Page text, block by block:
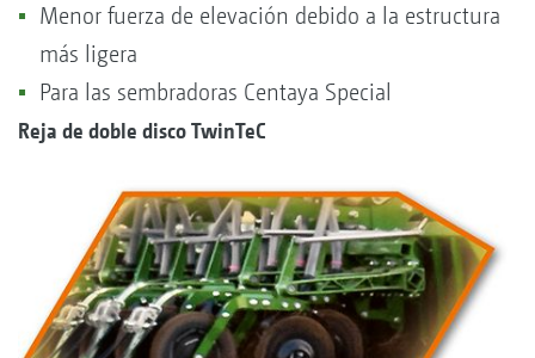
Menor fuerza de elevación debido a la estructura
más ligera
Para las sembradoras Centaya Special
Reja de doble disco TwinTeC